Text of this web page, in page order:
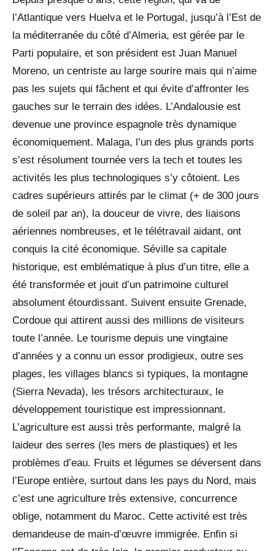
l’Atlantique vers Huelva et le Portugal, jusqu’à l’Est de
la méditerranée du côté d’Almeria, est gérée par le
Parti populaire, et son président est Juan Manuel
Moreno, un centriste au large sourire mais qui n’aime
pas les sujets qui fâchent et qui évite d’affronter les
gauches sur le terrain des idées. L’Andalousie est
devenue une province espagnole très dynamique
économiquement. Malaga, l’un des plus grands ports
s’est résolument tournée vers la tech et toutes les
activités les plus technologiques s’y côtoient. Les
cadres supérieurs attirés par le climat (+ de 300 jours
de soleil par an), la douceur de vivre, des liaisons
aériennes nombreuses, et le télétravail aidant, ont
conquis la cité économique. Séville sa capitale
historique, est emblématique à plus d’un titre, elle a
été transformée et jouit d’un patrimoine culturel
absolument étourdissant. Suivent ensuite Grenade,
Cordoue qui attirent aussi des millions de visiteurs
toute l’année. Le tourisme depuis une vingtaine
d’années y a connu un essor prodigieux, outre ses
plages, les villages blancs si typiques, la montagne
(Sierra Nevada), les trésors architecturaux, le
développement touristique est impressionnant.
L’agriculture est aussi très performante, malgré la
laideur des serres (les mers de plastiques) et les
problèmes d’eau. Fruits et légumes se déversent dans
l’Europe entière, surtout dans les pays du Nord, mais
c’est une agriculture très extensive, concurrence
oblige, notamment du Maroc. Cette activité est très
demandeuse de main-d’œuvre immigrée. Enfin si